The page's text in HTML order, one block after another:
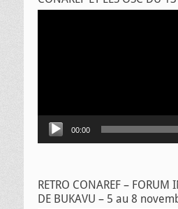
00:00
RETRO CONAREF – FORUM
DE BUKAVU – 5 au 8